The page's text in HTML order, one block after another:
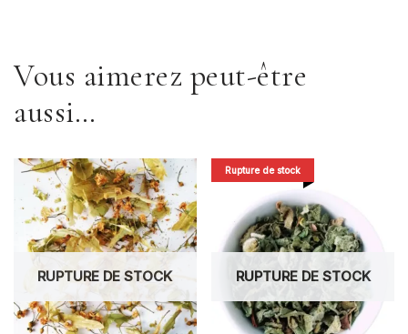
Vous aimerez peut-être
aussi…
RUPTURE DE STOCK
Rupture de stock
RUPTURE DE STOCK